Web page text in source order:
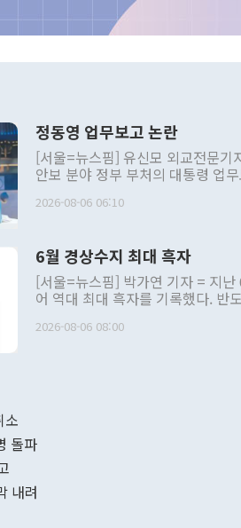
정동영 업무보고 논란
[서울=뉴스핌] 유신모 외교전문기
안보 분야 정부 부처의 대통령 업
발언 중에는 정부 내 조율을 거치
주의적 희망에 근거한 비현실적 구
관의 대북 정책 관련 발언이 물의
관 부처 장관이 공개적으로 부정
관의 무리한 대북 접근법과 월권을
다. [정동영 통일부 장관이 지난달 23일 오후 서울 종로구 정부서울청사에
무너졌다고도 했다. 또 "현 시점에
함께 4자 대화의 동력을 확보하기
2026-08-06 06:10
6월 경상수지 최대 흑자
[서울=뉴스핌] 박가연 기자 = 지
어 역대 최대 흑자를 기록했다. 반
료=한국은행] 한국은행이 6일 발표한 '2026년 6월 국제수지(잠정)'에 따르
며 월간 기준 처음으로 1000억달
196.9% 급증했고 컴퓨터·주변기
수출은 160.4% 늘었으며 비IT 품
2026-08-06 08:00
소
돌파
내려